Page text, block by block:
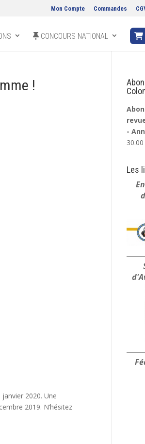
Mon Compte Commandes
CONCOURS NATIONAL
!
2020. Une
2019. N’hésitez
-
Les